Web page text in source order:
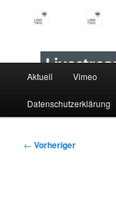
Aktuell Vimeo
Datenschutzerklärung
Beitragsnavigation
← Vorheriger